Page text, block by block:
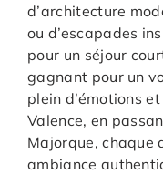
d’architecture
ou d’escapades
pour un séjour
gagnant pour un
plein d’émotions
Valence, en
Majorque, chaque
ambiance